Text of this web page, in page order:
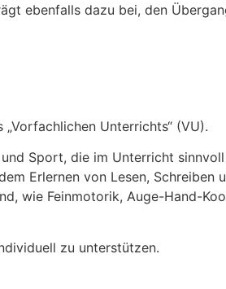
ebenfalls dazu bei, den
Unterrichts“ (VU).
Sport, die im Unterricht
Erlernen von Lesen, Schreiben
wie Feinmotorik, Auge-Hand-
zu unterstützen.